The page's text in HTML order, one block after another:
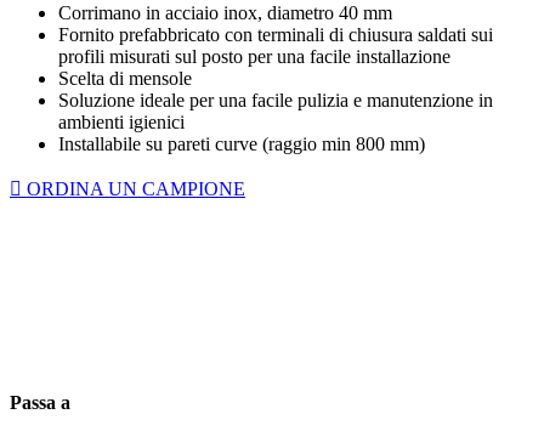
Corrimano in acciaio inox, diametro 40 mm
Fornito prefabbricato con terminali di chiusura saldati sui
profili misurati sul posto per una facile installazione
Scelta di mensole
Soluzione ideale per una facile pulizia e manutenzione in
ambienti igienici
Installabile su pareti curve (raggio min 800 mm)
ORDINA UN CAMPIONE
Passa a